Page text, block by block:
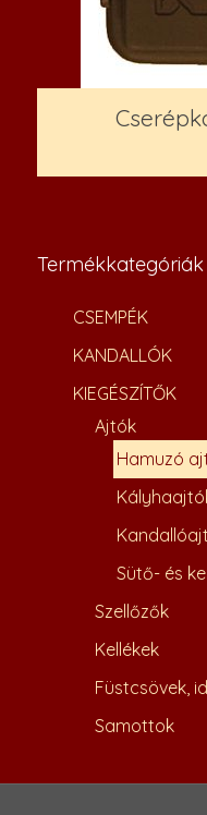
Termékkategóriák
CSEMPÉK
KANDALLÓK
KIEGÉSZÍTŐK
Ajtók
Hamuzó
Sütő- és
Szellőzők
Kellékek
Füstcsövek,
Samottok